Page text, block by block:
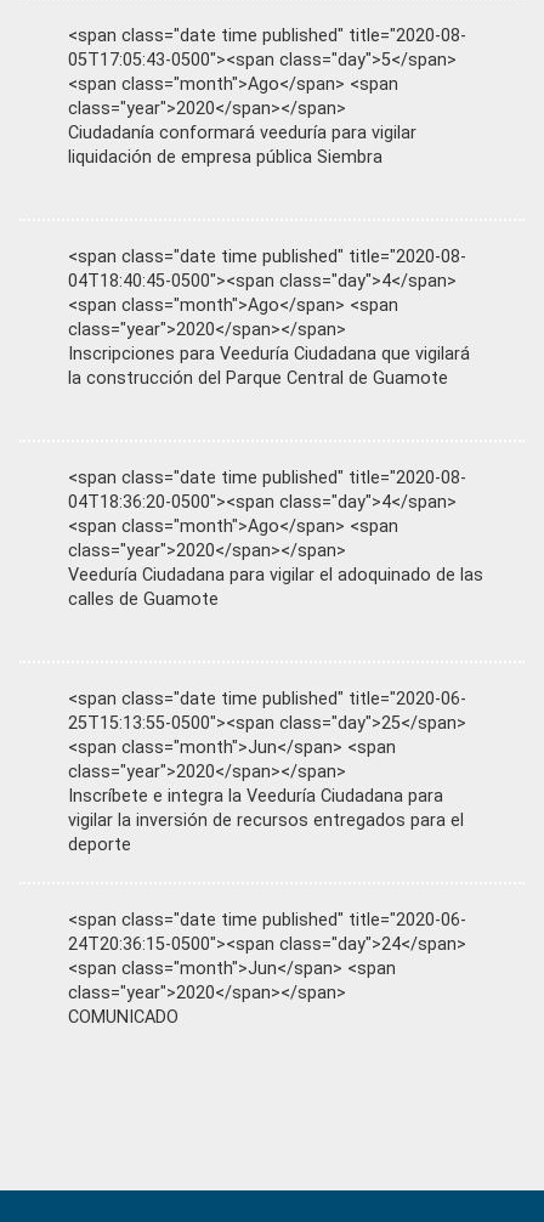
<span class="date time published" title="2020-08-
05T17:05:43-0500"><span class="day">5</span>
<span class="month">Ago</span> <span
class="year">2020</span></span>
Ciudadanía conformará veeduría para vigilar
liquidación de empresa pública Siembra
<span class="date time published" title="2020-08-
04T18:40:45-0500"><span class="day">4</span>
<span class="month">Ago</span> <span
class="year">2020</span></span>
Inscripciones para Veeduría Ciudadana que vigilará
la construcción del Parque Central de Guamote
<span class="date time published" title="2020-08-
04T18:36:20-0500"><span class="day">4</span>
<span class="month">Ago</span> <span
class="year">2020</span></span>
Veeduría Ciudadana para vigilar el adoquinado de las
calles de Guamote
<span class="date time published" title="2020-06-
25T15:13:55-0500"><span class="day">25</span>
<span class="month">Jun</span> <span
class="year">2020</span></span>
Inscríbete e integra la Veeduría Ciudadana para
vigilar la inversión de recursos entregados para el
deporte
<span class="date time published" title="2020-06-
24T20:36:15-0500"><span class="day">24</span>
<span class="month">Jun</span> <span
class="year">2020</span></span>
COMUNICADO